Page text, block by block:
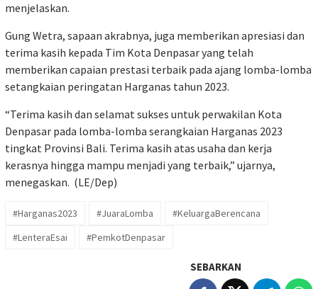
menjelaskan.
Gung Wetra, sapaan akrabnya, juga memberikan apresiasi dan
terima kasih kepada Tim Kota Denpasar yang telah
memberikan capaian prestasi terbaik pada ajang lomba-lomba
setangkaian peringatan Harganas tahun 2023.
“Terima kasih dan selamat sukses untuk perwakilan Kota
Denpasar pada lomba-lomba serangkaian Harganas 2023
tingkat Provinsi Bali. Terima kasih atas usaha dan kerja
kerasnya hingga mampu menjadi yang terbaik,” ujarnya,
menegaskan. (LE/Dep)
#Harganas2023 #JuaraLomba
#KeluargaBerencana
#LenteraEsai
#PemkotDenpasar
SEBARKAN